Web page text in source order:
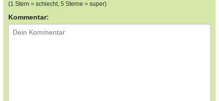
(1 Stern = schlecht, 5 Sterne = super)
Kommentar: